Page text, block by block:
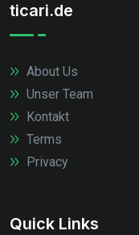
ticari.de
About Us
Unser Team
Kontakt
Terms
Privacy
Quick Links